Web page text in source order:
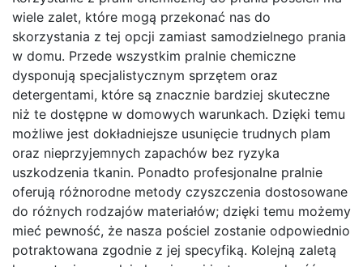
wiele zalet, które mogą przekonać nas do
skorzystania z tej opcji zamiast samodzielnego prania
w domu. Przede wszystkim pralnie chemiczne
dysponują specjalistycznym sprzętem oraz
detergentami, które są znacznie bardziej skuteczne
niż te dostępne w domowych warunkach. Dzięki temu
możliwe jest dokładniejsze usunięcie trudnych plam
oraz nieprzyjemnych zapachów bez ryzyka
uszkodzenia tkanin. Ponadto profesjonalne pralnie
oferują różnorodne metody czyszczenia dostosowane
do różnych rodzajów materiałów; dzięki temu możemy
mieć pewność, że nasza pościel zostanie odpowiednio
potraktowana zgodnie z jej specyfiką. Kolejną zaletą